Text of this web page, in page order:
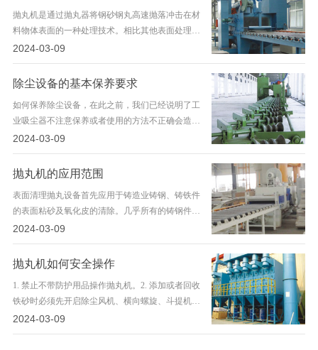
抛丸机是通过抛丸器将钢砂钢丸高速抛落冲击在材
料物体表面的一种处理技术。相比其他表面处理技
术来说，它更快、更有效，并可对部分保留或冲压
后的铸造过程。20世纪30年
2024-03-09
除尘设备的基本保养要求
如何保养除尘设备，在此之前，我们已经说明了工
业吸尘器不注意保养或者使用的方法不正确会造成
的后果。下面我们就介绍一下如何正确的使用吸尘
器和保养。一、除尘设备种类繁
2024-03-09
抛丸机的应用范围
表面清理抛丸设备首先应用于铸造业铸钢、铸铁件
的表面粘砂及氧化皮的清除。几乎所有的铸钢件、
灰铸件、 玛钢件、球铁件等都要进行抛丸处理。这
不仅是为了清除铸件表面氧化
2024-03-09
抛丸机如何安全操作
1. 禁止不带防护用品操作抛丸机。2. 添加或者回收
铁砂时必须先开启除尘风机、横向螺旋、斗提机和
纵向螺旋。3. 周期性开启除尘脉冲反吹以便清除粉
尘。停机后延长除
2024-03-09